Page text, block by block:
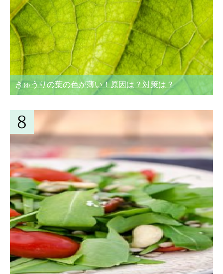
きゅうりの葉の色が薄い！原因は？対策は？